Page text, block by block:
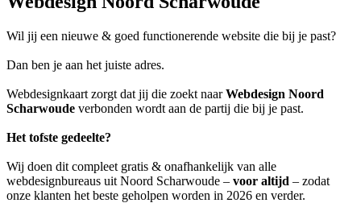
Wil jij een nieuwe & goed functionerende website die bij je past?
Dan ben je aan het juiste adres.
Webdesignkaart zorgt dat jij die zoekt naarWebdesign Noord
Scharwoude verbonden wordt aan de partij die bij je past.
Het tofste gedeelte?
Wij doen dit compleet gratis & onafhankelijk van alle
webdesignbureaus uit Noord Scharwoude – voor altijd – zodat
onze klanten het beste geholpen worden in 2026 en verder.